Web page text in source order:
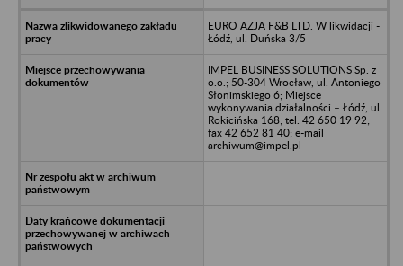
EURO AZJA F&B LTD. W likwidacji -
Łódź, ul. Duńska 3/5
IMPEL BUSINESS SOLUTIONS Sp. z
o.o.; 50-304 Wrocław, ul. Antoniego
Słonimskiego 6; Miejsce
wykonywania działalności – Łódź, ul.
Rokicińska 168; tel. 42 650 19 92;
fax 42 652 81 40; e-mail
archiwum@impel.pl